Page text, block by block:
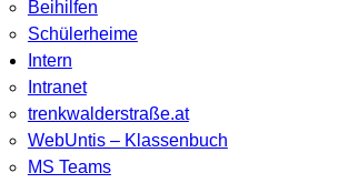
Beihilfen
Schülerheime
Intern
Intranet
trenkwalderstraße.at
WebUntis – Klassenbuch
MS Teams